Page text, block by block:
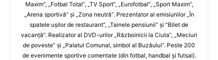
Maxim", „Fotbal Total”, „TV Sport”, „Eurofotbal”, „Sport Maxim”,
„Arena sportivă” şi „Zona neutră”. Prezentator al emisiunilor „În
spatele uşilor de restaurant”, „Tainele pensiunii” şi "Bilet de
vacanţă". Realizator al DVD-urilor „Războinicii la Ciuta”, „Meciuri
de poveste” şi „Palatul Comunal, simbol al Buzăului”. Peste 200
de evenimente sportive comentate (din fotbal, handbal şi futsal).